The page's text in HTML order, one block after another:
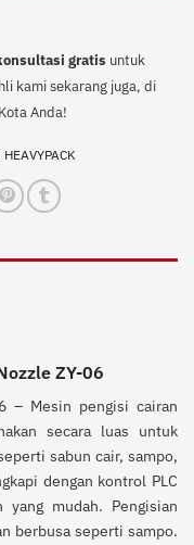
gratis untuk
kami sekarang juga, di
Anda!
HEAVYPACK
ZY-06
– Mesin pengisi cairan
secara luas untuk
sabun cair, sampo,
dengan kontrol PLC
mudah. Pengisian
berbusa seperti sampo.